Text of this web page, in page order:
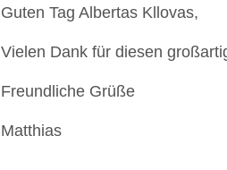
Guten Tag Albertas Kllovas,
Vielen Dank für diesen
Freundliche Grüße
Matthias